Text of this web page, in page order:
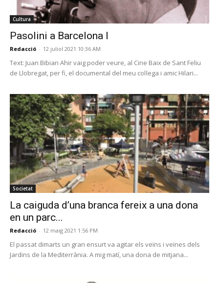
Cultura
Pasolini a Barcelona I
Redacció - 12 juliol 2021 10:36 AM
Text: Juan Bibian Ahir vaig poder veure, al Cine Baix de Sant Feliu
de Llobregat, per fi, el documental del meu col·lega i amic Hilari...
Societat
La caiguda d’una branca fereix a una dona
en un parc...
Redacció - 12 maig 2021 1:56 PM
El passat dimarts un gran ensurt va agitar els veïns i veïnes dels
Jardins de la Mediterrània. A mig matí, una dona de mitjana...